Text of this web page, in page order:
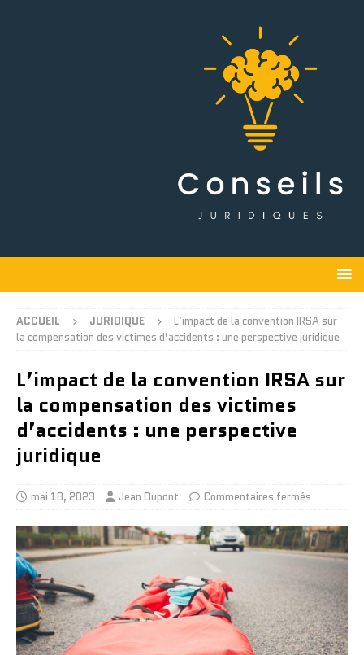
ACCUEIL JURIDIQUE
L’impact de la convention IRSA sur
la compensation des victimes d’accidents : une perspective juridique
L’impact de la convention IRSA sur
la compensation des victimes
d’accidents : une perspective
juridique
mai 18, 2023 Jean Dupont Commentaires fermés